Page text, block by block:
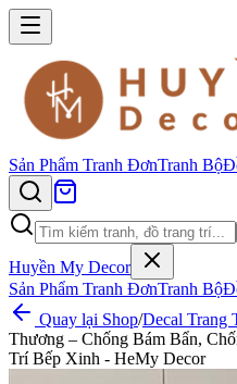
Sản Phẩm Tranh ĐơnTranh Bộ
Huyền My Decor
Sản Phẩm Tranh ĐơnTranh Bộ
Quay lại Shop/Decal Trang
Thương – Chống Bám Bẩn,
Trí Bếp Xinh - HeMy Decor